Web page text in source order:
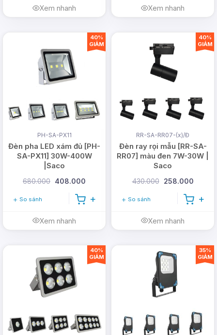
Xem nhanh Xem nhanh
PH-SA-PX11
Đèn pha LED xám đủ [PH-
SA-PX11] 30W-400W
|Saco
680.000 408.000
So sánh
Xem nhanh
40%
GIẢM
RR-SA-RR07-(x)/Đ
Đèn ray rọi mẫu [RR-SA-
RR07] màu đen 7W-30W |
Saco
430.000 258.000
So sánh
Xem nhanh
40%
GIẢM
40%
GIẢM
35%
GIẢM